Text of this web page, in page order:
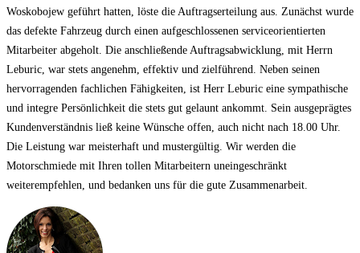
Woskobojew geführt hatten, löste die Auftragserteilung aus. Zunächst wurde
das defekte Fahrzeug durch einen aufgeschlossenen serviceorientierten
Mitarbeiter abgeholt. Die anschließende Auftragsabwicklung, mit Herrn
Leburic, war stets angenehm, effektiv und zielführend. Neben seinen
hervorragenden fachlichen Fähigkeiten, ist Herr Leburic eine sympathische
und integre Persönlichkeit die stets gut gelaunt ankommt. Sein ausgeprägtes
Kundenverständnis ließ keine Wünsche offen, auch nicht nach 18.00 Uhr.
Die Leistung war meisterhaft und mustergültig. Wir werden die
Motorschmiede mit Ihren tollen Mitarbeitern uneingeschränkt
weiterempfehlen, und bedanken uns für die gute Zusammenarbeit.